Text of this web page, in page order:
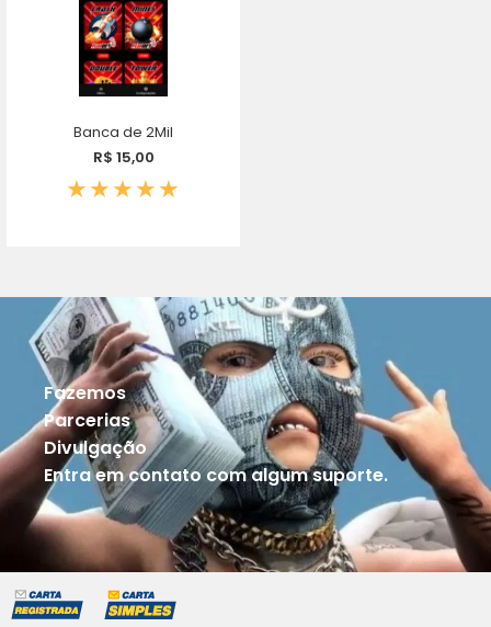
Banca de 2Mil
R$ 15,00
Fazemos
Parcerias
Divulgação
Entra em contato com algum suporte.